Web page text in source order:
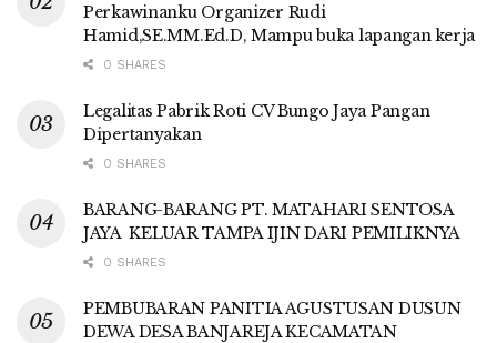
Perkawinanku Organizer Rudi
Hamid,SE.MM.Ed.D, Mampu buka lapangan kerja
0 SHARES
Legalitas Pabrik Roti CV Bungo Jaya Pangan
Dipertanyakan
0 SHARES
BARANG-BARANG PT. MATAHARI SENTOSA
JAYA KELUAR TAMPA IJIN DARI PEMILIKNYA
0 SHARES
PEMBUBARAN PANITIA AGUSTUSAN DUSUN
DEWA DESA BANJAREJA KECAMATAN